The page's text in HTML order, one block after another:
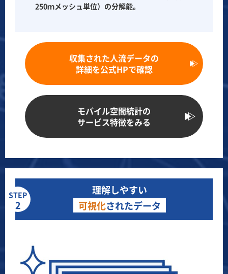
250ｍメッシュ単位）の分解能。
収集された人流データの
詳細を公式HPで確認
モバイル空間統計の
サービス特徴をみる
STEP
2
理解しやすい
可視化されたデータ